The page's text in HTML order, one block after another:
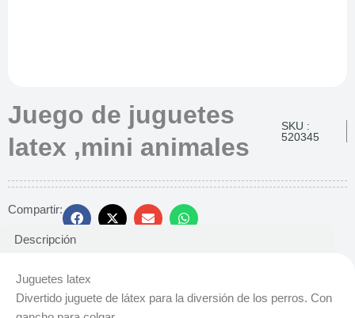
Juego de juguetes
latex ,mini animales
SKU :
520345
Compartir:
Descripción
Juguetes latex
Divertido juguete de látex para la diversión de los perros. Con